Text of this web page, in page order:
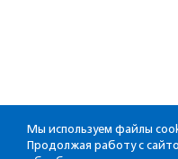
Мы используем файлы
Продолжая работу с